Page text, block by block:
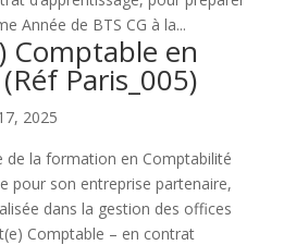
Année de BTS CG à la...
Comptable en
Paris_005)
2025
de la formation en Comptabilité
pour son entreprise partenaire,
dans la gestion des offices
Comptable – en contrat